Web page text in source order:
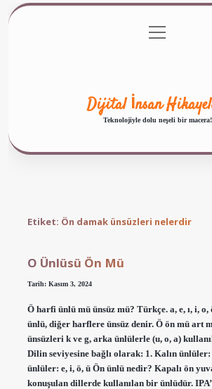
Gizlilik Politikası
menüyü
aç
Dijital İnsan
Teknolojiyle dolu neşeli bir macera!
Etiket: Ön damak ünsüzleri nelerdir
O Ünlüsü Ön Mü
Tarih: Kasım 3, 2024
Ö harfi ünlü mü ünsüz mü? Türkçe. a, e, ı, i,
ünlü, diğer harflere ünsüz denir. Ö ön mü art
ünsüzleri k ve g, arka ünlülerle (u, o, a)
Dilin seviyesine bağlı olarak: 1. Kalın ünlüler:
ünlüler: e, i, ö, ü Ön ünlü nedir? Kapalı ön
konuşulan dillerde kullanılan bir ünlüdür.